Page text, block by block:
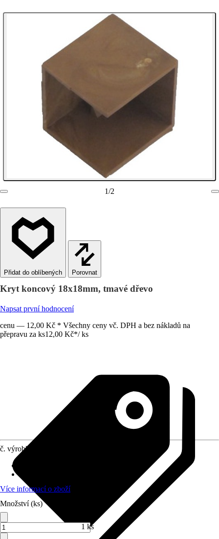
1/2
Porovnat
Kryt koncový 18x18mm, tmavé dřevo
Napsat první hodnocení
cenu — 12,00 Kč * Všechny ceny vč. DPH a bez nákladů na
přepravu za ks12,00 Kč*/ ks
č. výrobku
Více informací o zboží
Množství (ks)
1 ks